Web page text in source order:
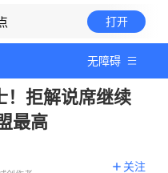
打开
无障碍
！拒解说席继续
最高
关注